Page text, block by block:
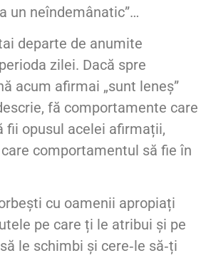
un neîndemânatic”…
departe de anumite
zilei. Dacă spre
acum afirmai „sunt leneș”
fă comportamente care
fii opusul acelei afirmații,
comportamentul să fie în
cu oamenii apropiați
pe care ți le atribui și pe
le schimbi și cere‑le să‑ți